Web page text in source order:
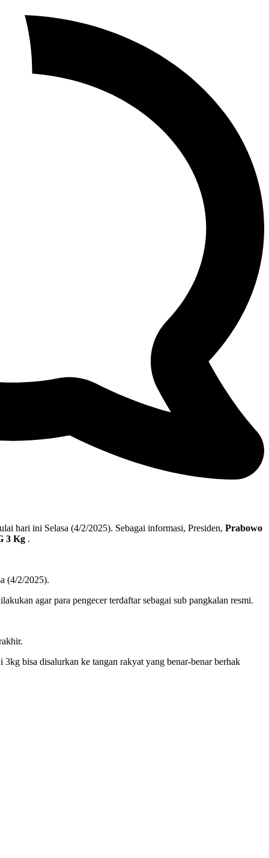
hari ini Selasa (4/2/2025). Sebagai informasi, Presiden, Prabowo
3 Kg .
(4/2/2025).
agar para pengecer terdaftar sebagai sub pangkalan resmi.
bisa disalurkan ke tangan rakyat yang benar-benar berhak